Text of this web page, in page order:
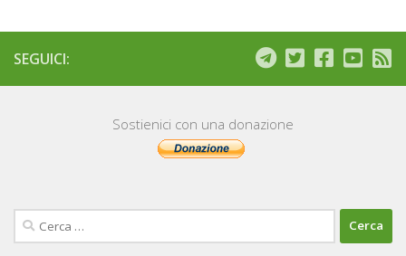
SEGUICI:
Sostienici con una donazione
Ricerca
per: